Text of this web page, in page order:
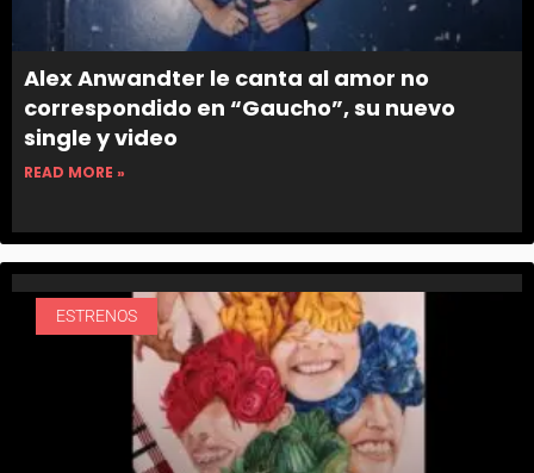
Alex Anwandter le canta al amor no
correspondido en “Gaucho”, su nuevo
single y video
READ MORE »
ESTRENOS